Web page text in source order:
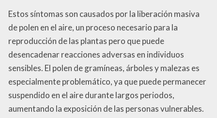
Estos síntomas son causados por la liberación masiva
de polen en el aire, un proceso necesario para la
reproducción de las plantas pero que puede
desencadenar reacciones adversas en individuos
sensibles. El polen de gramíneas, árboles y malezas es
especialmente problemático, ya que puede permanecer
suspendido en el aire durante largos periodos,
aumentando la exposición de las personas vulnerables.